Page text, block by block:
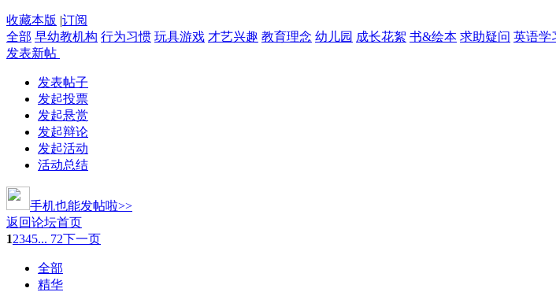
收藏本版 |订阅
全部 早幼教机构 行为习惯 玩具游戏 才艺兴趣 教育理念 幼儿园 成长花絮 书&绘本 求助疑问 英语学
发表新帖
发表帖子
发起投票
发起悬赏
发起辩论
发起活动
活动总结
手机也能发帖啦>>
返回论坛首页
12345... 72下一页
全部
精华